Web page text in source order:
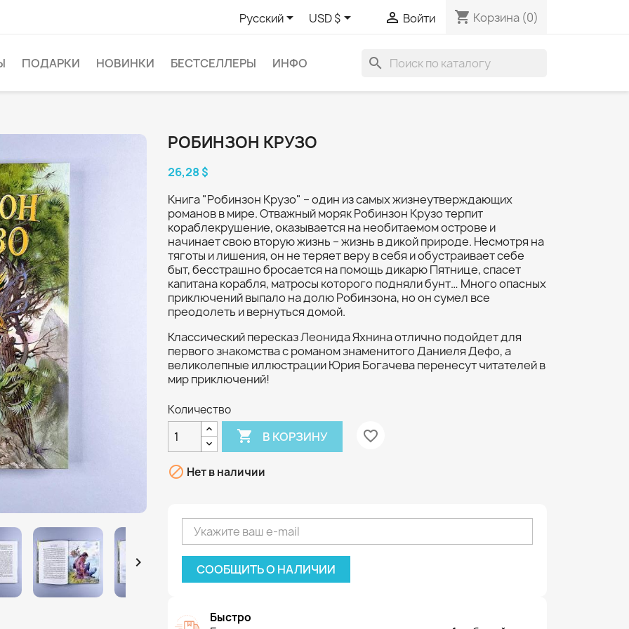
Русский USD $  Войти shopping_cart Корзина (0)
ПОДАРКИ НОВИНКИ БЕСТСЕЛЛЕРЫ ИНФО search

РОБИНЗОН КРУЗО
26,28 $
Книга "Робинзон Крузо" – один из самых жизнеутверждающих
романов в мире. Отважный моряк Робинзон Крузо терпит
кораблекрушение, оказывается на необитаемом острове и
начинает свою вторую жизнь – жизнь в дикой природе. Несмотря на
тяготы и лишения, он не теряет веру в себя и обустраивает себе
быт, бесстрашно бросается на помощь дикарю Пятнице, спасет
капитана корабля, матросы которого подняли бунт… Много опасных
приключений выпало на долю Робинзона, но он сумел все
преодолеть и вернуться домой.
Классический пересказ Леонида Яхнина отлично подойдет для
первого знакомства с романом знаменитого Даниеля Дефо, а
великолепные иллюстрации Юрия Богачева перенесут читателей в
мир приключений!
Количество
 В КОРЗИНУ favorite_border
 Нет в наличии
СООБЩИТЬ О НАЛИЧИИ
Быстро